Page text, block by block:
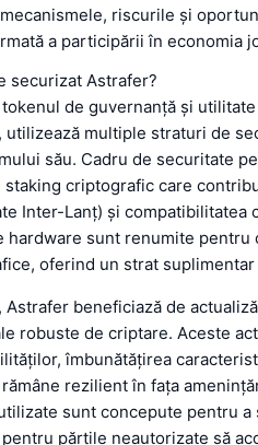
riscurile și
a participării în economia
securizat Astrafer?
de guvernanță și
utilizează multiple straturi de
său. Cadru de securitate
staking criptografic care
Inter-Lanț) și
hardware sunt renumite pentru
oferind un strat
Astrafer beneficiază de
robuste de criptare. Aceste
îmbunătățirea
rezilient în fața
sunt concepute pentru
părțile neautorizate să